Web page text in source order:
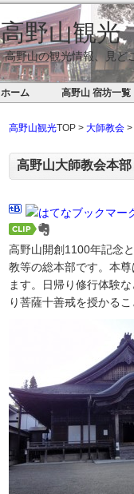
高野山観光
高野山の観光情報、見ど
ホーム 高野山 宿坊一覧
高野山観光TOP > 大師教会 >
高野山大師教会本部
高野山開創1100年記念
教等の総本部です。本
ます。日帰り修行体験
り菩薩十善戒を授かるこ